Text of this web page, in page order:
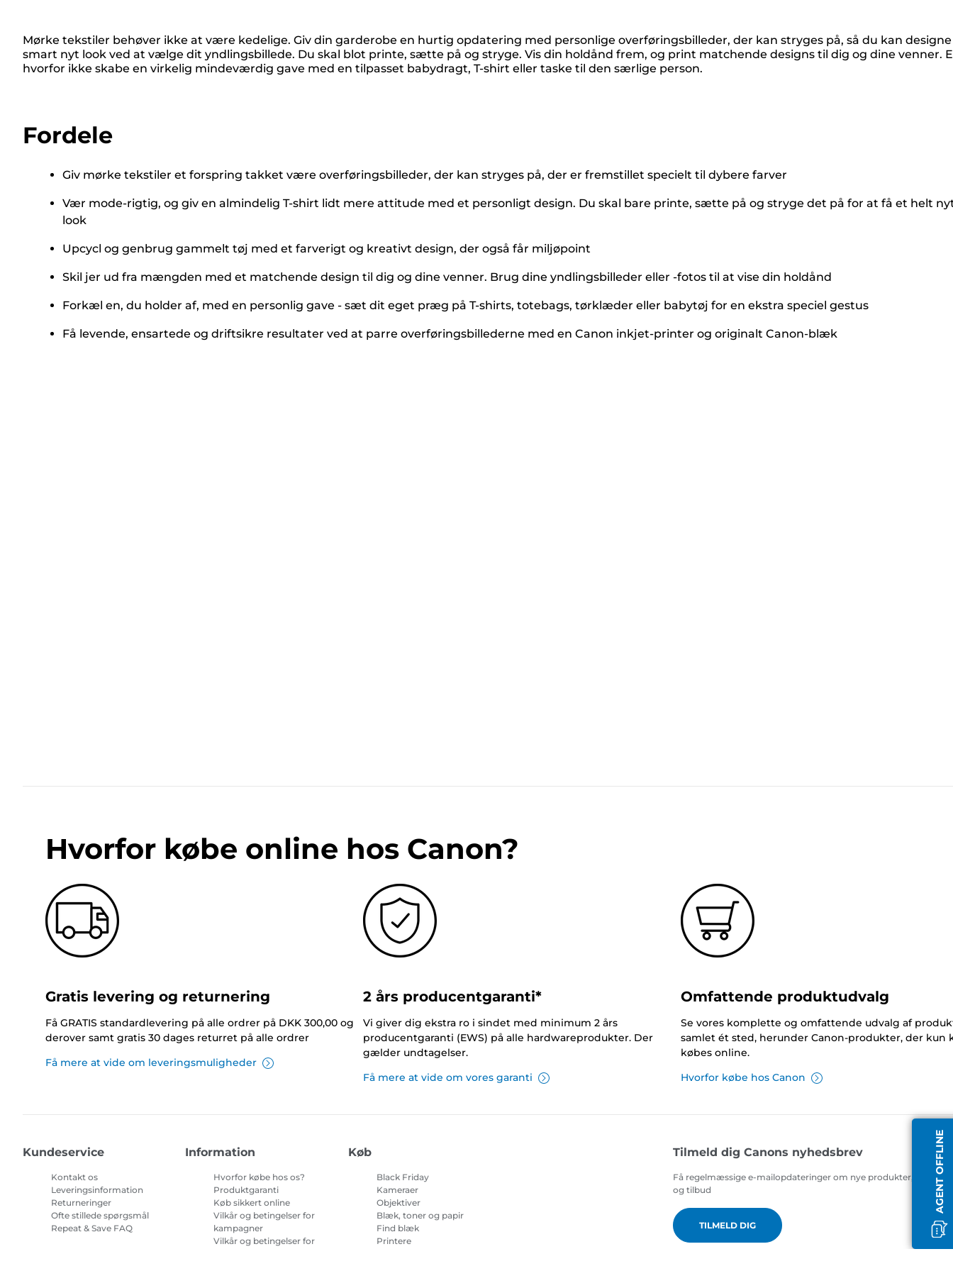
Mørke tekstiler behøver ikke at være kedelige. Giv din garderobe en hurtig opdatering med personlige overføringsbilleder, der kan stryges på, så du kan
smart nyt look ved at vælge dit yndlingsbillede. Du skal blot printe, sætte på og stryge. Vis din holdånd frem, og print matchende designs til dig og dine venner.
hvorfor ikke skabe en virkelig mindeværdig gave med en tilpasset babydragt, T-shirt eller taske til den særlige person.
Fordele
Giv mørke tekstiler et forspring takket være overføringsbilleder, der kan stryges på, der er fremstillet specielt til dybere farver
Vær mode-rigtig, og giv en almindelig T-shirt lidt mere attitude med et personligt design. Du skal bare printe, sætte på og stryge det på for at få et helt
look
Upcycl og genbrug gammelt tøj med et farverigt og kreativt design, der også får miljøpoint
Skil jer ud fra mængden med et matchende design til dig og dine venner. Brug dine yndlingsbilleder eller -fotos til at vise din holdånd
Forkæl en, du holder af, med en personlig gave - sæt dit eget præg på T-shirts, totebags, tørklæder eller babytøj for en ekstra speciel gestus
Få levende, ensartede og driftsikre resultater ved at parre overføringsbillederne med en Canon inkjet-printer og originalt Canon-blæk
AGENT OFFLINE
Hvorfor købe online hos Canon?
Gratis levering og returnering
Få GRATIS standardlevering på alle ordrer på DKK 300,00 og
derover samt gratis 30 dages returret på alle ordrer
Få mere at vide om leveringsmuligheder
2 års producentgaranti*
Vi giver dig ekstra ro i sindet med minimum 2 års
producentgaranti (EWS) på alle hardwareprodukter. Der
gælder undtagelser.
Få mere at vide om vores garanti
Omfattende produktudvalg
Se vores komplette og omfattende udvalg af
samlet ét sted, herunder Canon-produkter, der kun
købes online.
Hvorfor købe hos Canon
Kundeservice
Kontakt os
Leveringsinformation
Returneringer
Ofte stillede spørgsmål
Repeat & Save FAQ
Information
Hvorfor købe hos os?
Produktgaranti
Køb sikkert online
Vilkår og betingelser for
kampagner
Vilkår og betingelser for
Køb
Black Friday
Kameraer
Objektiver
Blæk, toner og papir
Find blæk
Printere
Tilmeld dig Canons nyhedsbrev
Få regelmæssige e-mailopdateringer om nye produkter, nyttige
og tilbud
TILMELD DIG